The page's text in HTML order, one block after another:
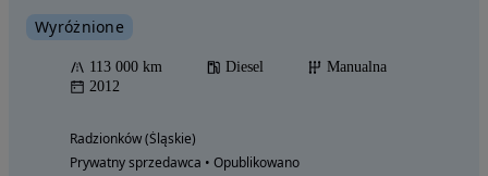
Wyróżnione
113 000 km Diesel
Manualna
2012
Radzionków (Śląskie)
Prywatny sprzedawca • Opublikowano